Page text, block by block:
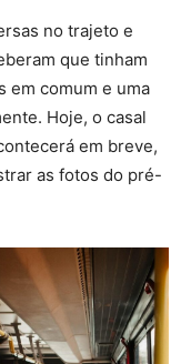
no trajeto e
que tinham
em comum e uma
Hoje, o casal
em breve,
as fotos do pré-